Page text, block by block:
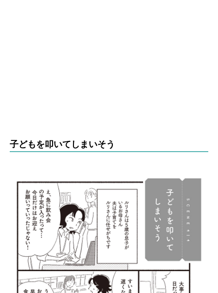
子どもを叩いてしまいそう